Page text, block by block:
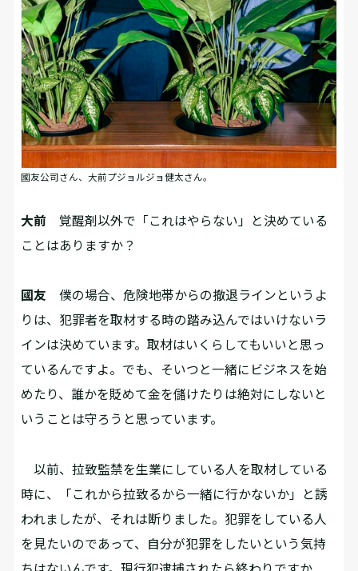
國友公司さん、大前プジョルジョ健太さん。
大前 覚醒剤以外で「これはやらない」と決めている
ことはありますか？
國友 僕の場合、危険地帯からの撤退ラインというよ
りは、犯罪者を取材する時の踏み込んではいけないラ
インは決めています。取材はいくらしてもいいと思っ
ているんですよ。でも、そいつと一緒にビジネスを始
めたり、誰かを貶めて金を儲けたりは絶対にしないと
いうことは守ろうと思っています。
以前、拉致監禁を生業にしている人を取材している
時に、「これから拉致るから一緒に行かないか」と誘
われましたが、それは断りました。犯罪をしている人
を見たいのであって、自分が犯罪をしたいという気持